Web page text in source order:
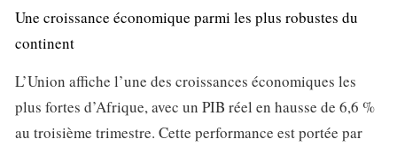
Une croissance économique parmi les plus robustes du
continent
L’Union affiche l’une des croissances économiques les
plus fortes d’Afrique, avec un PIB réel en hausse de 6,6 %
au troisième trimestre. Cette performance est portée par